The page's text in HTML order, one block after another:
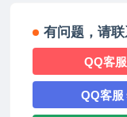
有问题，请
QQ客
QQ客服